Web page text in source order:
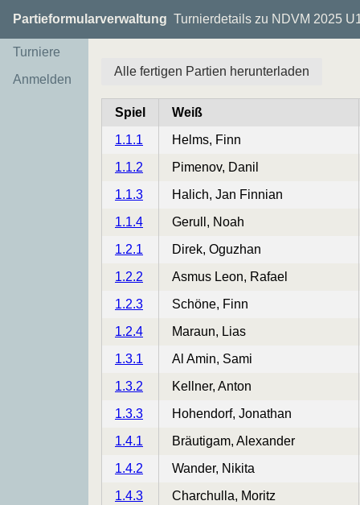
Partieformularverwaltung Turnierdetails zu NDVM 2025
Turniere
Anmelden
Alle fertigen Partien herunterladen
Spiel
Weiß
1.1.1
Helms, Finn
1.1.2
Pimenov, Danil
1.1.3
Halich, Jan Finnian
1.1.4
Gerull, Noah
1.2.1
Direk, Oguzhan
1.2.2
Asmus Leon, Rafael
1.2.3
Schöne, Finn
1.2.4
Maraun, Lias
1.3.1
Al Amin, Sami
1.3.2
Kellner, Anton
1.3.3
Hohendorf, Jonathan
1.4.1
Bräutigam, Alexander
1.4.2
Wander, Nikita
1.4.3
Charchulla, Moritz